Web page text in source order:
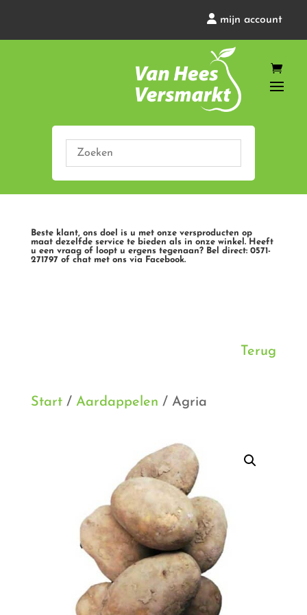
mijn account
Beste klant, ons doel is u met onze versproducten op
maat dezelfde service te bieden als in onze winkel. Heeft
u een vraag of loopt u ergens tegenaan? Bel direct: 0571-
271797 of chat met ons via Facebook.
Terug
Start/ Aardappelen / Agria